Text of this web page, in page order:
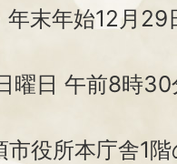
年末年始12月
曜日 午前8時
役所本庁舎1